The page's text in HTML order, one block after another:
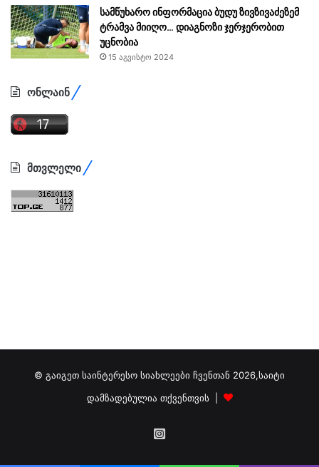
სამწუხარო ინფორმაცია ბუდუ ზივზივაძეზემ
ტრამვა მიიღო… დიაგნოზი ჯერჯერობით
უცნობია
15 აგვისტო 2024
ონლაინ
მთვლელი
© გაიგეთ საინტერესო სიახლეები ჩვენთან 2026,საიტი
დამზადებულია თქვენთვის |
გამოგვიწერეთ